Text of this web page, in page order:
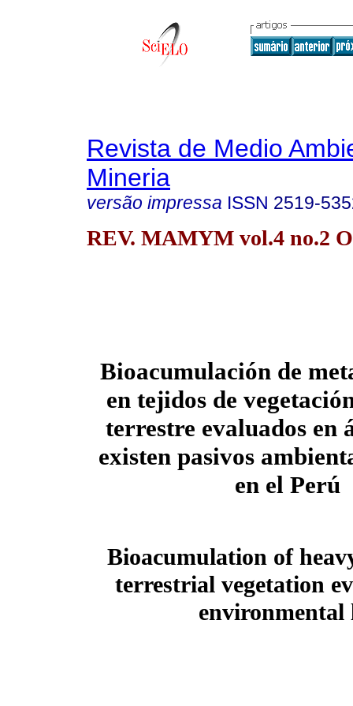
Revista de Medio
Mineria
versão impressa ISSN 2519-
REV. MAMYM vol.4 no.2
Bioacumulación de
en tejidos de
terrestre evaluados en
existen pasivos
en el Perú
Bioacumulation of
terrestrial vegetation